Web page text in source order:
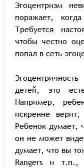
Эгоцентризм
поражает,
Требуется
чтобы честно
попал в сеть
детей, это
Например,
искренне
Ребенок думает,
он не может
думает, что вы
Rangers и